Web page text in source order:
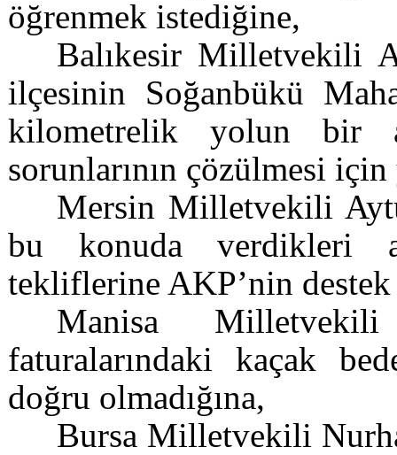
öğrenmek istediğine,
Balıkesir Milletvekili
ilçesinin Soğanbükü
kilometrelik yolun bir
sorunlarının çözülmesi
Mersin Milletvekili
bu konuda verdikleri
tekliflerine AKP’nin
Manisa
faturalarındaki kaçak
doğru olmadığına,
Bursa Milletvekili